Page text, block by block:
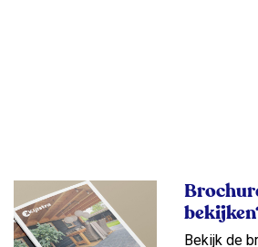
Bekijk de